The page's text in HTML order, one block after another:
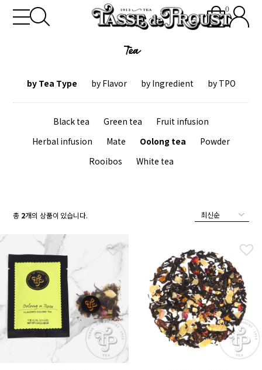
0
Tea
by Tea Type by Flavor by Ingredient by TPO
Black tea Green tea
Fruit infusion
Herbal infusion
Mate Oolong tea
Powder
Rooibos
White tea
총 2개의 상품이 있습니다.